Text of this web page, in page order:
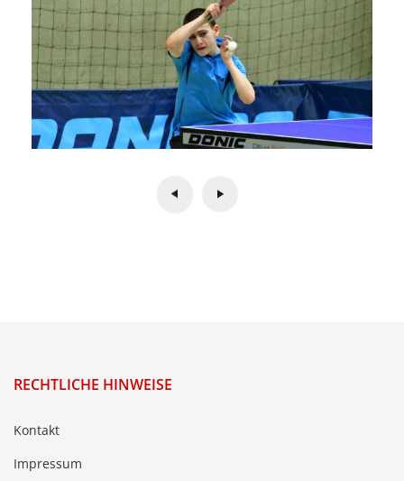
RECHTLICHE HINWEISE
Kontakt
Impressum